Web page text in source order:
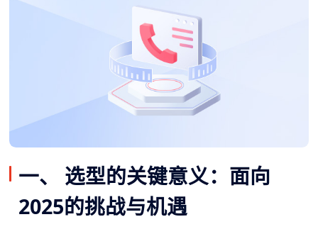
一、 选型的关键意义：面向
2025的挑战与机遇